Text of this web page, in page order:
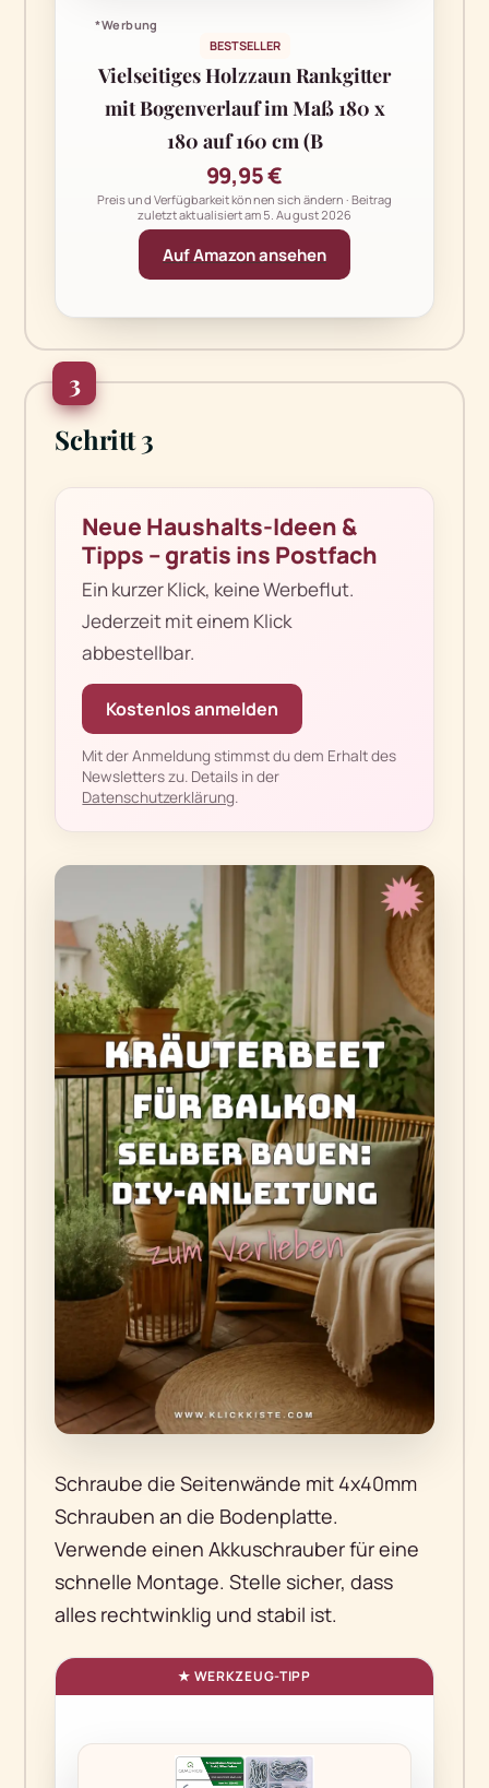
*Werbung
BESTSELLER
Vielseitiges Holzzaun Rankgitter
mit Bogenverlauf im Maß 180 x
180 auf 160 cm (B
99,95 €
Preis und Verfügbarkeit können sich ändern · Beitrag
zuletzt aktualisiert am 5. August 2026
Auf Amazon ansehen
3
Schritt 3
Neue Haushalts-Ideen &
Tipps – gratis ins Postfach
Ein kurzer Klick, keine Werbeflut.
Jederzeit mit einem Klick
abbestellbar.
Kostenlos anmelden
Mit der Anmeldung stimmst du dem Erhalt des
Newsletters zu. Details in der
Datenschutzerklärung.
Schraube die Seitenwände mit 4x40mm
Schrauben an die Bodenplatte.
Verwende einen Akkuschrauber für eine
schnelle Montage. Stelle sicher, dass
alles rechtwinklig und stabil ist.